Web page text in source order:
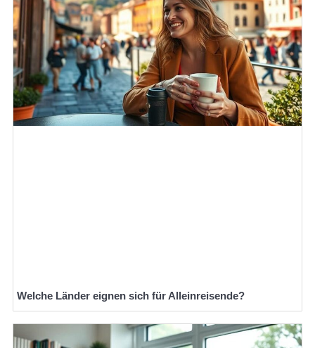
Welche Länder eignen sich für Alleinreisende?